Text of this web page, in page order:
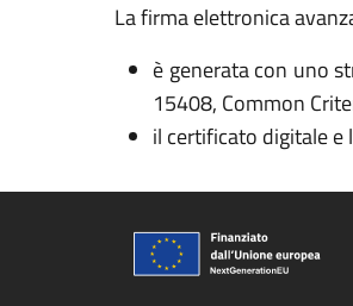
La firma elettronica
è generata con uno
15408, Common
il certificato digitale e